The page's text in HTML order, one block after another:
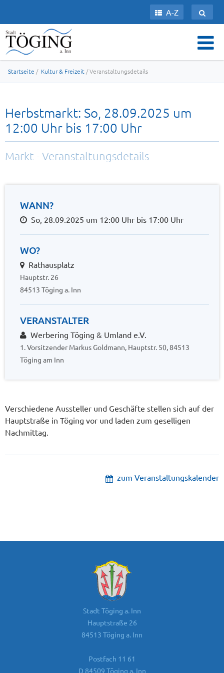
A-Z
Startseite / Kultur & Freizeit / Veranstaltungsdetails
Herbstmarkt: So, 28.09.2025 um
12:00 Uhr bis 17:00 Uhr
Markt - Veranstaltungsdetails
WANN?
So, 28.09.2025 um 12:00 Uhr bis 17:00 Uhr
WO?
Rathausplatz
Hauptstr. 26
84513 Töging a. Inn
VERANSTALTER
Werbering Töging & Umland e.V.
1. Vorsitzender Markus Goldmann, Hauptstr. 50, 84513
Töging am Inn
Verschiedene Aussteller und Geschäfte stellen sich auf der
Hauptstraße in Töging vor und laden zum geselligen
Nachmittag.
zum Veranstaltungskalender
Stadt Töging a. Inn
Hauptstraße 26
84513 Töging a. Inn
Postfach 11 61
D 84509 Töging a. Inn